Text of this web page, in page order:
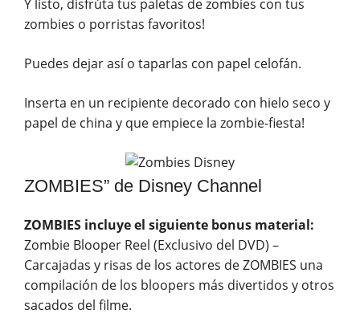
Y listo, disfrúta tus paletas de zombies con tus
zombies o porristas favoritos!
Puedes dejar así o taparlas con papel celofán.
Inserta en un recipiente decorado con hielo seco y
papel de china y que empiece la zombie-fiesta!
ZOMBIES” de Disney Channel
ZOMBIES incluye el siguiente bonus material:
Zombie Blooper Reel (Exclusivo del DVD) –
Carcajadas y risas de los actores de ZOMBIES una
compilación de los bloopers más divertidos y otros
sacados del filme.